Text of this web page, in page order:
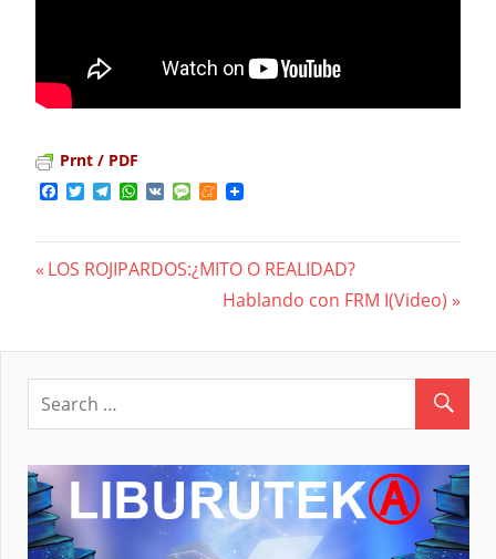
Prnt / PDF
Facebook
TwitterTelegram
WhatsApp
VK MessageMeneame
de
entradas
Previous
LOS ROJIPARDOS:¿MITO O REALIDAD?
Next
Hablando con FRM I(Video)